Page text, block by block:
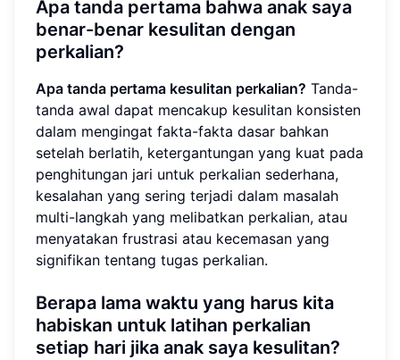
Apa tanda pertama bahwa anak saya
benar-benar kesulitan dengan
perkalian?
Apa tanda pertama kesulitan perkalian? Tanda-
tanda awal dapat mencakup kesulitan konsisten
dalam mengingat fakta-fakta dasar bahkan
setelah berlatih, ketergantungan yang kuat pada
penghitungan jari untuk perkalian sederhana,
kesalahan yang sering terjadi dalam masalah
multi-langkah yang melibatkan perkalian, atau
menyatakan frustrasi atau kecemasan yang
signifikan tentang tugas perkalian.
Berapa lama waktu yang harus kita
habiskan untuk latihan perkalian
setiap hari jika anak saya kesulitan?